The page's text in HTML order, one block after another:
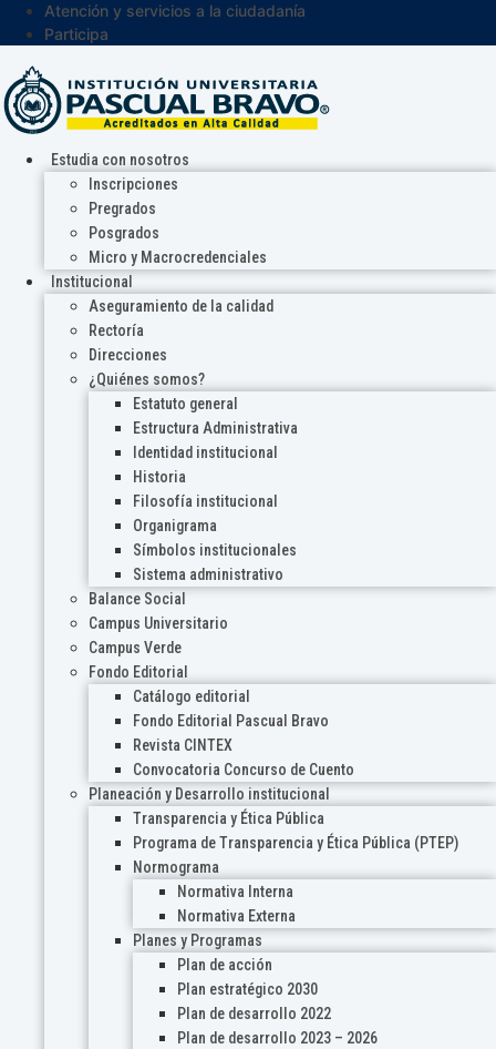
Atención y servicios a la ciudadanía
Participa
Estudia con nosotros
Inscripciones
Pregrados
Posgrados
Micro y Macrocredenciales
Institucional
Aseguramiento de la calidad
Rectoría
Direcciones
¿Quiénes somos?
Estatuto general
Estructura Administrativa
Identidad institucional
Historia
Filosofía institucional
Organigrama
Símbolos institucionales
Sistema administrativo
Balance Social
Campus Universitario
Campus Verde
Fondo Editorial
Catálogo editorial
Fondo Editorial Pascual Bravo
Revista CINTEX
Convocatoria Concurso de Cuento
Planeación y Desarrollo institucional
Transparencia y Ética Pública
Programa de Transparencia y Ética Pública (PTEP)
Normograma
Normativa Interna
Normativa Externa
Planes y Programas
Plan de acción
Plan estratégico 2030
Plan de desarrollo 2022
Plan de desarrollo 2023 – 2026